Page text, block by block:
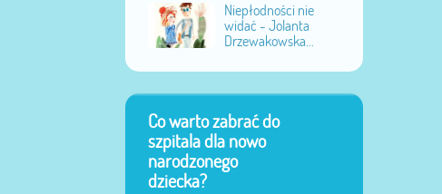
Niepłodności nie
widać - Jolanta
Drzewakowska...
Co warto zabrać do
szpitala dla nowo
narodzonego
dziecka?